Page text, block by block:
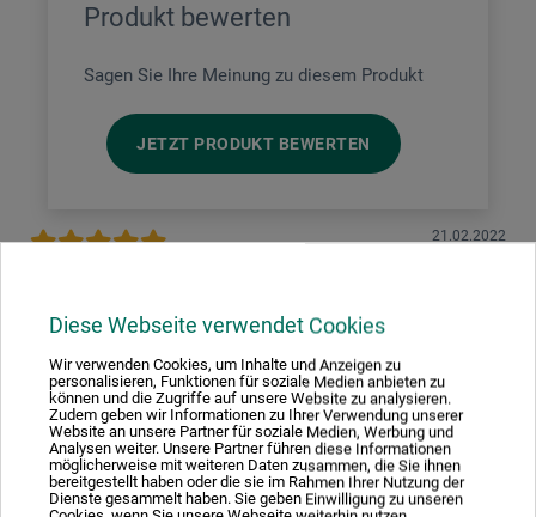
Diese Webseite verwendet Cookies
Wir verwenden Cookies, um Inhalte und Anzeigen zu
personalisieren, Funktionen für soziale Medien anbieten zu
können und die Zugriffe auf unsere Website zu analysieren.
Zudem geben wir Informationen zu Ihrer Verwendung unserer
Website an unsere Partner für soziale Medien, Werbung und
Analysen weiter. Unsere Partner führen diese Informationen
möglicherweise mit weiteren Daten zusammen, die Sie ihnen
bereitgestellt haben oder die sie im Rahmen Ihrer Nutzung der
Dienste gesammelt haben. Sie geben Einwilligung zu unseren
Produkt bewerten
Sagen Sie Ihre Meinung zu diesem Produkt
JETZT PRODUKT BEWERTEN
21.02.2022
Produkt: Handtonpresse - aus Zinkguss mit 19 Schablonen
verifizierter Kauf
Qualität, Preis und Service stimmen hier voll überein. Kann
ich weiter empfehlen.